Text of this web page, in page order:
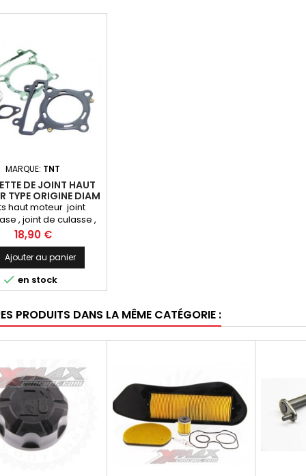
MARQUE: TNT
DE JOINT HAUT
TYPE ORIGINE DIAM
YAMAHA XMAX 125
haut moteur joint
, joint de culasse ,
de chaine X-max
R 125cc toutes
sauf 2021 Marque:
TNT ORIGINAL
Prix
18,90 €
Ajouter au panier
 en stock
PRODUITS DANS LA MÊME CATÉGORIE :